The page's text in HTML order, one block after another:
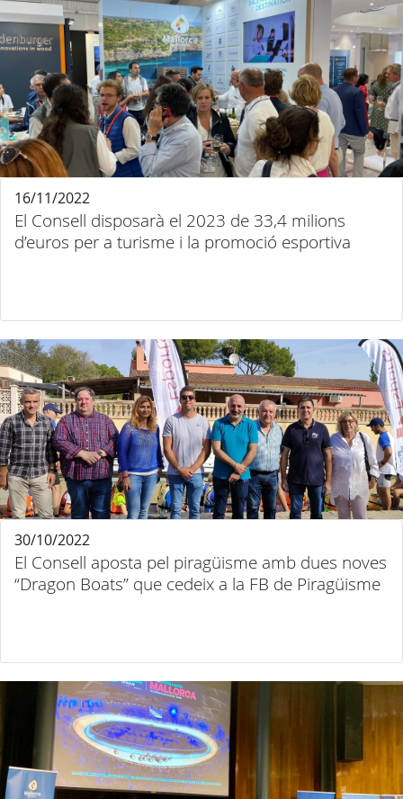
El Consell disposarà el 2023 de 33,4 milions
d’euros per a turisme i la promoció esportiva
16/11/2022
El Consell aposta pel piragüisme amb dues noves
“Dragon Boats” que cedeix a la FB de Piragüisme
30/10/2022